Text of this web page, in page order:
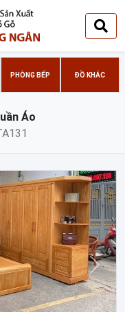
PHÒNG BẾP ĐỒ KHÁC
Áo
Sau